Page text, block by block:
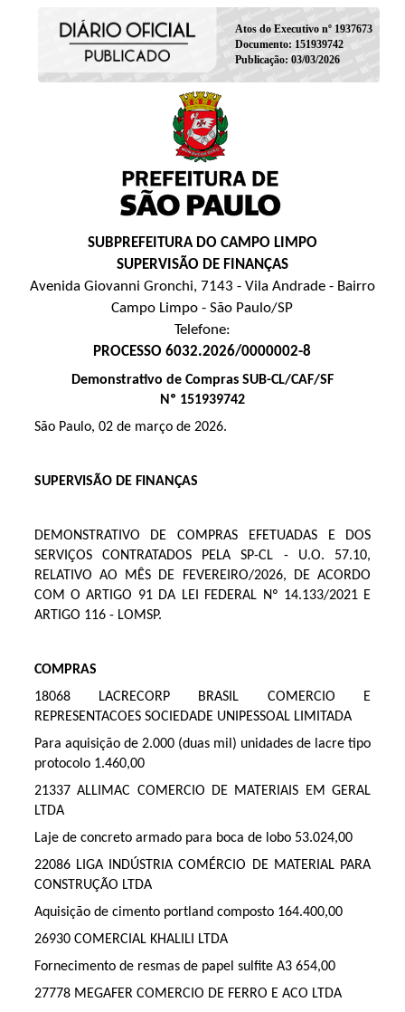
Atos do Executivo nº 1937673
Documento: 151939742
Publicação: 03/03/2026
SUBPREFEITURA DO CAMPO LIMPO
SUPERVISÃO DE FINANÇAS
Avenida Giovanni Gronchi, 7143 - Vila Andrade - Bairro
Campo Limpo - São Paulo/SP
Telefone:
PROCESSO 6032.2026/0000002-8
Demonstrativo de Compras SUB-CL/CAF/SF
Nº 151939742
São Paulo, 02 de março de 2026.
SUPERVISÃO DE FINANÇAS
DEMONSTRATIVO DE COMPRAS EFETUADAS E DOS
SERVIÇOS CONTRATADOS PELA SP-CL - U.O. 57.10,
RELATIVO AO MÊS DE FEVEREIRO/2026, DE ACORDO
COM O ARTIGO 91 DA LEI FEDERAL Nº 14.133/2021 E
ARTIGO 116 - LOMSP.
COMPRAS
18068 LACRECORP BRASIL COMERCIO E
REPRESENTACOES SOCIEDADE UNIPESSOAL LIMITADA
Para aquisição de 2.000 (duas mil) unidades de lacre tipo
protocolo 1.460,00
21337 ALLIMAC COMERCIO DE MATERIAIS EM GERAL
LTDA
Laje de concreto armado para boca de lobo 53.024,00
22086 LIGA INDÚSTRIA COMÉRCIO DE MATERIAL PARA
CONSTRUÇÃO LTDA
Aquisição de cimento portland composto 164.400,00
26930 COMERCIAL KHALILI LTDA
Fornecimento de resmas de papel sulfite A3 654,00
27778 MEGAFER COMERCIO DE FERRO E ACO LTDA